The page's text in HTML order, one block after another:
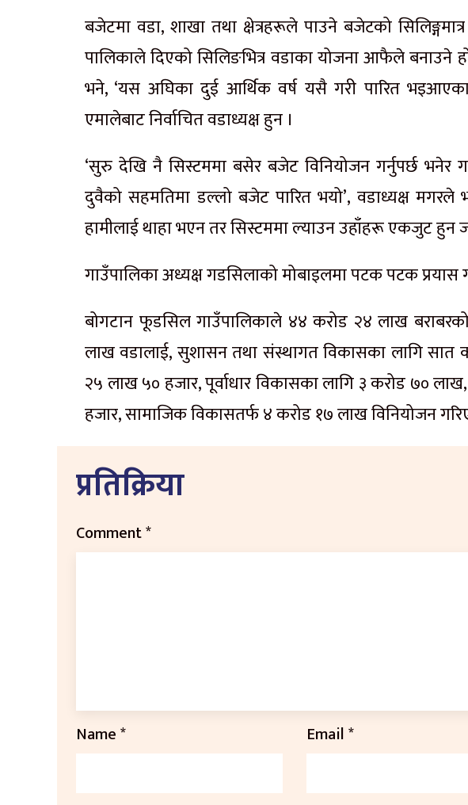
बजेटमा वडा, शाखा तथा क्षेत्रहरूले पाउने बजेटको
पालिकाले दिएको सिलिङभित्र वडाका योजना आफैले बनाउने
भने, ‘यस अघिका दुई आर्थिक वर्ष यसै गरी पारित
एमालेबाट निर्वाचित वडाध्यक्ष हुन ।
‘सुरु देखि नै सिस्टममा बसेर बजेट विनियोजन गर्नुपर्छ भनेर गत
दुवैको सहमतिमा डल्लो बजेट पारित भयो’, वडाध्यक्ष
हामीलाई थाहा भएन तर सिस्टममा ल्याउन उहाँहरू एकजुट हुन
गाउँपालिका अध्यक्ष गडसिलाको मोबाइलमा पटक पटक प्रयास
बोगटान फूडसिल गाउँपालिकाले ४४ करोड २४ लाख
लाख वडालाई, सुशासन तथा संस्थागत विकासका लागि सात
२५ लाख ५० हजार, पूर्वाधार विकासका लागि ३ करोड ७०
हजार, सामाजिक विकासतर्फ ४ करोड १७ लाख विनियोजन
प्रतिक्रिया
Comment*
Name* Email*